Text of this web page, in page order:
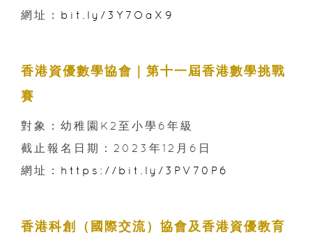
網址： bit.ly/3Y7OaX9
香港資優數學協會｜第十一屆香港數學挑戰
賽
對象：幼稚園K2至小學6年級
截止報名日期：2023年12月6日
網址： https://bit.ly/3PV70P6
香港科創（國際交流）協會及香港資優教育